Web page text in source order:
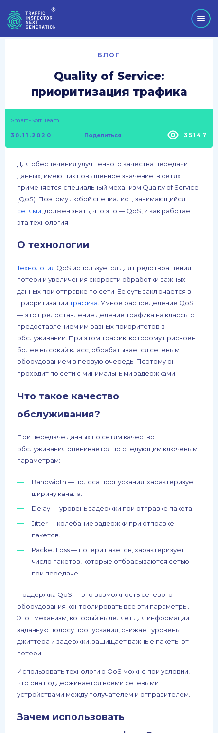
БЛОГ
Quality of Service:
приоритизация трафика
Smart-Soft Team
30.11.2020 Поделиться 35147
Для обеспечения улучшенного качества передачи
данных, имеющих повышенное значение, в сетях
применяется специальный механизм Quality of Service
(QoS). Поэтому любой специалист, занимающийся
сетями , должен знать, что это — QoS, и как работает
эта технология.
О технологии
Технология QoS используется для предотвращения
потери и увеличения скорости обработки важных
данных при отправке по сети. Ее суть заключается в
приоритизации трафика. Умное распределение QoS
— это предоставление деление трафика на классы с
предоставлением им разных приоритетов в
обслуживании. При этом трафик, которому присвоен
более высокий класс, обрабатывается сетевым
оборудованием в первую очередь. Поэтому он
проходит по сети с минимальными задержками.
Что такое качество
обслуживания?
При передаче данных по сетям качество
обслуживания оценивается по следующим ключевым
параметрам:
Bandwidth — полоса пропускания, характеризует
ширину канала.
Delay — уровень задержки при отправке пакета.
Jitter — колебание задержки при отправке
пакетов.
Packet Loss — потери пакетов, характеризует
число пакетов, которые отбрасываются сетью
при передаче.
Поддержка QoS — это возможность сетевого
оборудования контролировать все эти параметры.
Этот механизм, который выделяет для информации
заданную полосу пропускания, снижает уровень
джиттера и задержки, защищает важные пакеты от
потери.
Использовать технологию QoS можно при условии,
что она поддерживается всеми сетевыми
устройствами между получателем и отправителем.
Зачем использовать